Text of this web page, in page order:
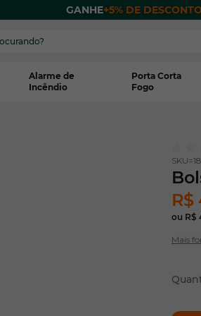
GANHE+5% DE DESCONTO
Alarme de
Incêndio
Porta Corta
Fogo
SKU=
R$
ou R$
Mais